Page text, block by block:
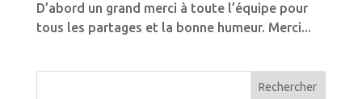
D’abord un grand merci à toute l’équipe pour
tous les partages et la bonne humeur. Merci...